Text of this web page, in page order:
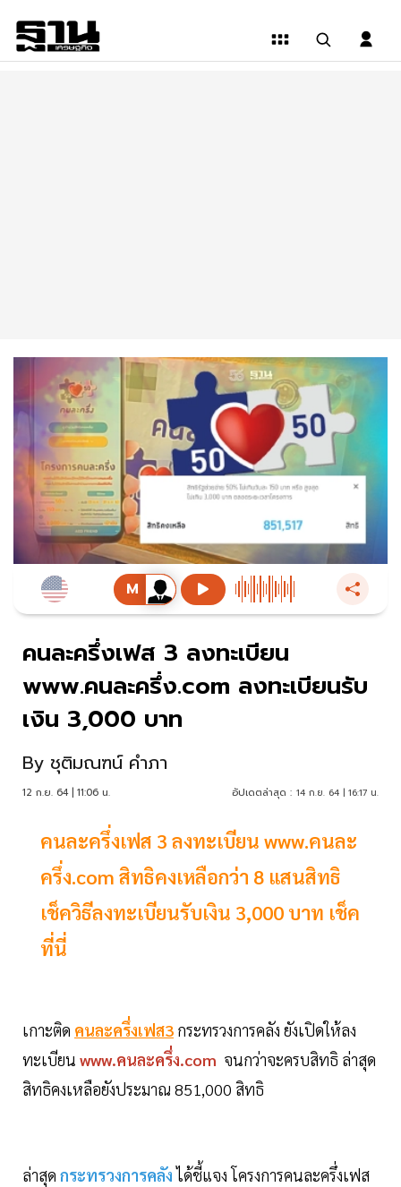
คนละครึ่งเฟส 3 ลงทะเบียน
www.คนละครึ่ง.com ลงทะเบียนรับ
เงิน 3,000 บาท
By ชุติมณฑน์ คำภา
12 ก.ย. 64 | 11:06 น. อัปเดตล่าสุด : 14 ก.ย. 64 | 16:17 น.
คนละครึ่งเฟส 3 ลงทะเบียน www.คนละ
ครึ่ง.com สิทธิคงเหลือกว่า 8 แสนสิทธิ
เช็ควิธีลงทะเบียนรับเงิน 3,000 บาท เช็ค
ที่นี่
เกาะติด คนละครึ่งเฟส3 กระทรวงการคลัง ยังเปิดให้ลง
ทะเบียน www.คนละครึ่ง.com จนกว่าจะครบสิทธิ ล่าสุด
สิทธิคงเหลือยังประมาณ 851,000 สิทธิ
ล่าสุด กระทรวงการคลังได้ชี้แจง โครงการคนละครึ่งเฟส